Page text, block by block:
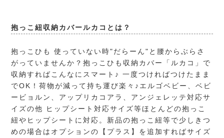
抱っこ紐収納カバールカコとは？
抱っこひも 使っていない時"だらーん"と腰からぶらさ
がっていませんか？抱っこひも収納カバー「ルカコ」で
収納すればこんなにスマート♪ 一度つければつけたまま
でOK！荷物が減って持ち運び楽々♪エルゴベビー、ベビ
ービョルン、アップリカコアラ、アンジェレッテ対応サ
イズの他 ヒップシート対応サイズ等ほとんどの抱っこ
紐やヒップシートに対応。新品の抱っこ紐等で少しきつ
めの場合はオプションの【プラス】を追加すればサイズ